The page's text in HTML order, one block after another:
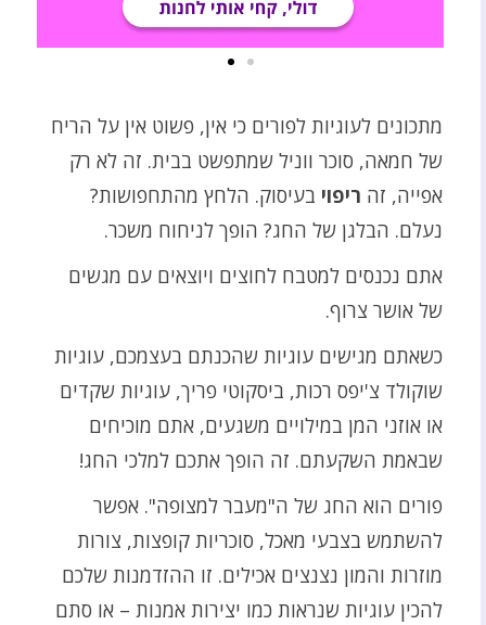
מתכונים לעוגיות לפורים כי אין, פשוט אין על הריח
של חמאה, סוכר ווניל שמתפשט בבית. זה לא רק
אפייה, זה ריפוי בעיסוק. הלחץ מהתחפושות?
נעלם. הבלגן של החג? הופך לניחוח משכר.
אתם נכנסים למטבח לחוצים ויוצאים עם מגשים
של אושר צרוף.
כשאתם מגישים עוגיות שהכנתם בעצמכם, עוגיות
שוקולד צ'יפס רכות, ביסקוטי פריך, עוגיות שקדים
או אוזני המן במילויים משגעים, אתם מוכיחים
שבאמת השקעתם. זה הופך אתכם למלכי החג!
פורים הוא החג של ה"מעבר למצופה". אפשר
להשתמש בצבעי מאכל, סוכריות קופצות, צורות
מוזרות והמון נצנצים אכילים. זו ההזדמנות שלכם
להכין עוגיות שנראות כמו יצירות אמנות – או סתם